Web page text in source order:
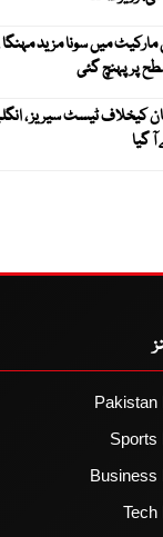
پر پہنچ گئی
گیا
Pakistan
Sports
Business
Tech